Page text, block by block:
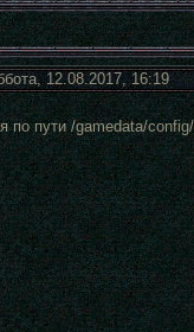
12.08.2017, 16:19
по пути /gamedata/